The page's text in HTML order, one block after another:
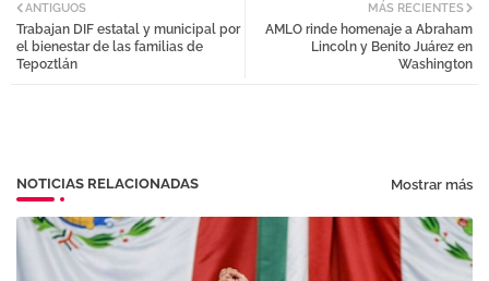
tter atsa
MÁS RECIENTES
AMLO rinde homenaje a Abraham
Lincoln y Benito Juárez en
Washington
ANTIGUOS
Trabajan DIF estatal y municipal por
el bienestar de las familias de
Tepoztlán
NOTICIAS RELACIONADAS Mostrar más